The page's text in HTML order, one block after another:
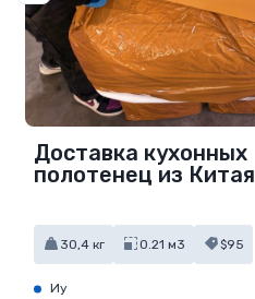
Доставка кухонных
полотенец из Китая
30,4 кг 0.21 м3 $95
Иу